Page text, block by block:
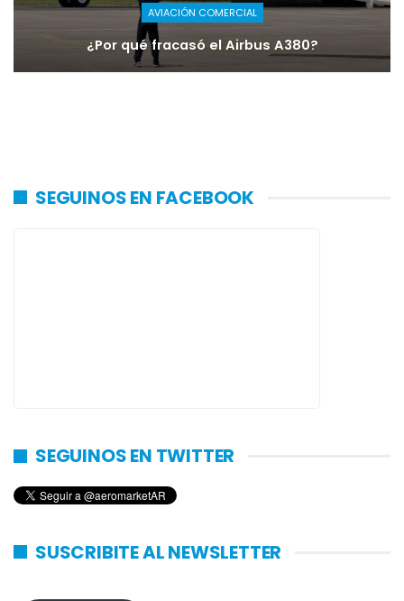
AVIACIÓN COMERCIAL
¿Por qué fracasó el Airbus A380?
SEGUINOS EN FACEBOOK
SEGUINOS EN TWITTER
SUSCRIBITE AL NEWSLETTER